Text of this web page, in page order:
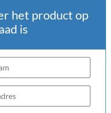
het product op
is